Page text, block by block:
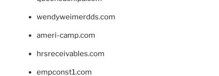
wendyweimerdds.com
ameri-camp.com
hrsreceivables.com
empconst1.com